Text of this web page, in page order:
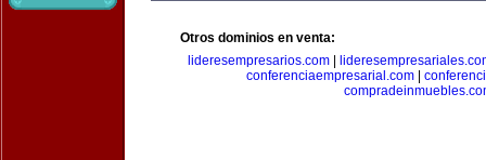
Otros dominios en venta:
lideresempresarios.com
conferenciaempresarial.com